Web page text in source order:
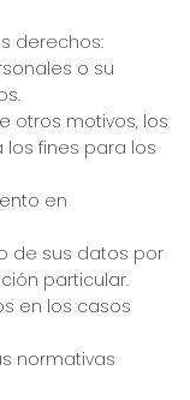
derechos:
o su
otros motivos, los
fines para los
en
de sus datos por
particular.
en los casos
normativas